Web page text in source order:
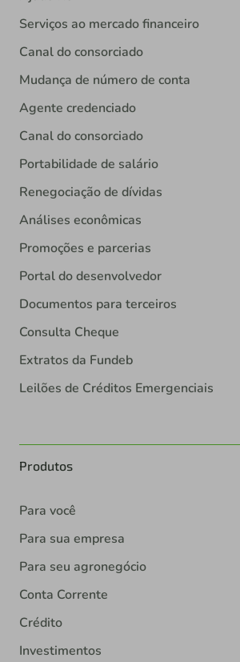
Serviços ao mercado financeiro
Canal do consorciado
Mudança de número de conta
Agente credenciado
Canal do consorciado
Portabilidade de salário
Renegociação de dívidas
Análises econômicas
Promoções e parcerias
Portal do desenvolvedor
Documentos para terceiros
Consulta Cheque
Extratos da Fundeb
Leilões de Créditos Emergenciais
Produtos
Para você
Para sua empresa
Para seu agronegócio
Conta Corrente
Crédito
Investimentos